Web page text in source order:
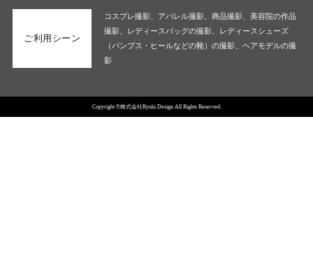
ご利用シーン
コスプレ撮影、アパレル撮影、商品撮影、美容院の作品
撮影、レディースバッグの撮影、レディースシューズ
（パンプス・ヒールなどの靴）の撮影、ヘアモデルの撮
影
Copyright ©株式会社Ryuki Design All Rights Reserved.